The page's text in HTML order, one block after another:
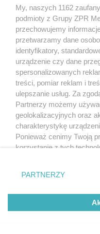
Nowe przepisy dla
jak inwestować bez
Własność
My, naszych 1162
podmioty z Grupy ZPR
przechowujemy
przetwarzamy dane
identyfikatory,
urządzenie czy dane
spersonalizowanych
treści, pomiar reklam i
ulepszanie usług. Za
Partnerzy możemy
geolokalizacyjnych oraz
charakterystykę
Ponieważ cenimy Twoją
korzystanie z tych
zmienić/wycofać klikając
znajdujący się w lewym
rodzaje przetwarzania
użytkownika, ale masz
przetwarzaniu.
PARTNERZY